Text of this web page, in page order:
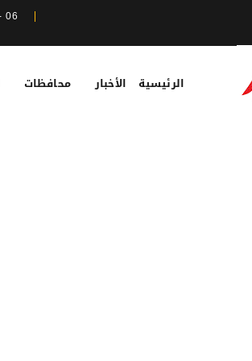
06 - 08 - 2026
الرئيسية الأخبار محافظات